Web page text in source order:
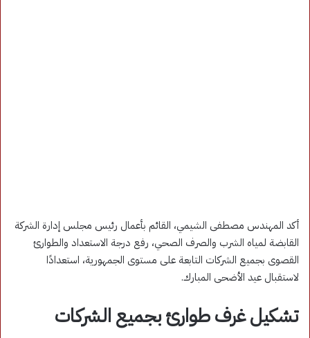
أكد المهندس مصطفى الشيمي، القائم بأعمال رئيس مجلس إدارة الشركة
القابضة لمياه الشرب والصرف الصحي، رفع درجة الاستعداد والطوارئ
القصوى بجميع الشركات التابعة على مستوى الجمهورية، استعدادًا
لاستقبال عيد الأضحى المبارك.
تشكيل غرف طوارئ بجميع الشركات